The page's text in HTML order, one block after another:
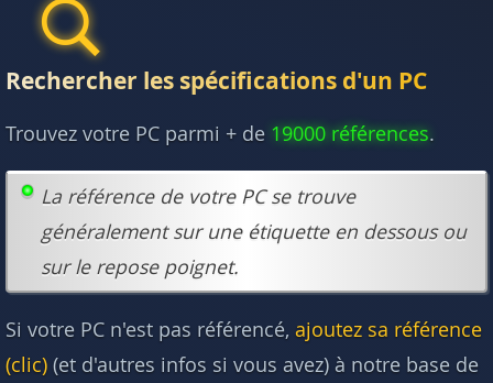
Rechercher les spécifications d'un PC
Trouvez votre PC parmi + de 19000 références.
La référence de votre PC se trouve
généralement sur une étiquette en dessous ou
sur le repose poignet.
Si votre PC n'est pas référencé, ajoutez sa référence
(clic) (et d'autres infos si vous avez) à notre base de